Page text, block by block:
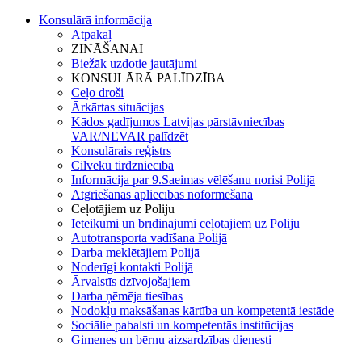
Konsulārā informācija
Atpakaļ
ZINĀŠANAI
Biežāk uzdotie jautājumi
KONSULĀRĀ PALĪDZĪBA
Ceļo droši
Ārkārtas situācijas
Kādos gadījumos Latvijas pārstāvniecības
VAR/NEVAR palīdzēt
Konsulārais reģistrs
Cilvēku tirdzniecība
Informācija par 9.Saeimas vēlēšanu norisi Polijā
Atgriešanās apliecības noformēšana
Ceļotājiem uz Poliju
Ieteikumi un brīdinājumi ceļotājiem uz Poliju
Autotransporta vadīšana Polijā
Darba meklētājiem Polijā
Noderīgi kontakti Polijā
Ārvalstīs dzīvojošajiem
Darba ņēmēja tiesības
Nodokļu maksāšanas kārtība un kompetentā iestāde
Sociālie pabalsti un kompetentās institūcijas
Ģimenes un bērnu aizsardzības dienesti